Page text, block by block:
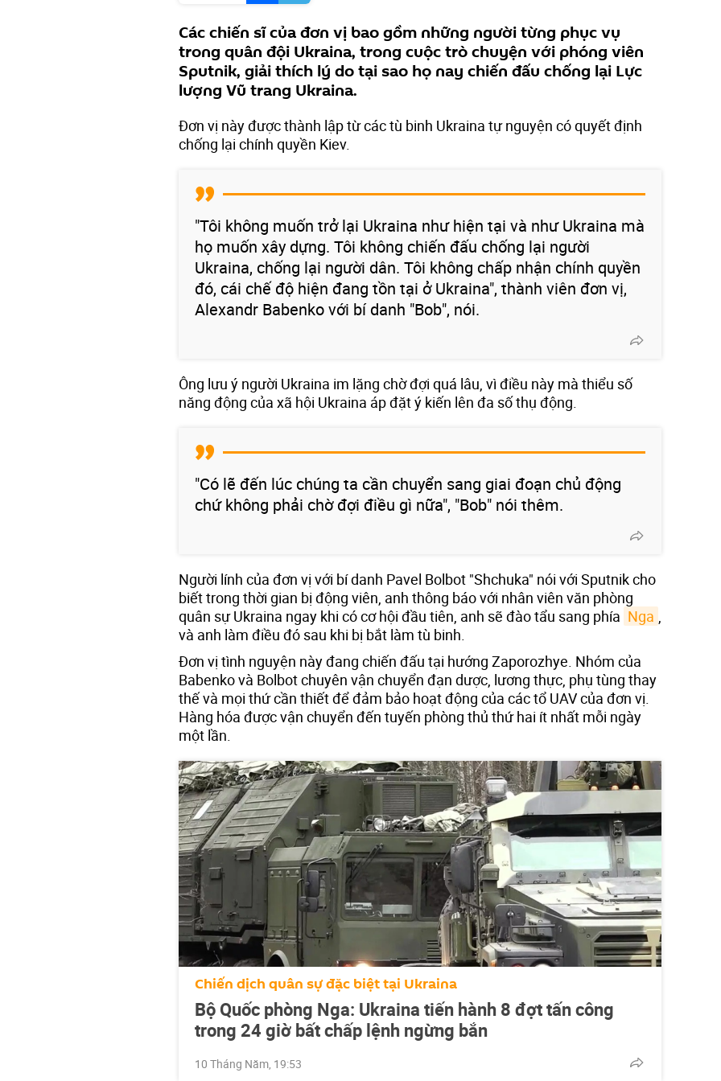
Các chiến sĩ của đơn vị bao gồm những người từng phục vụ
trong quân đội Ukraina, trong cuộc trò chuyện với phóng viên
Sputnik, giải thích lý do tại sao họ nay chiến đấu chống lại Lực
lượng Vũ trang Ukraina.
Đơn vị này được thành lập từ các tù binh Ukraina tự nguyện có quyết định
chống lại chính quyền Kiev.
"Tôi không muốn trở lại Ukraina như hiện tại và như Ukraina mà
họ muốn xây dựng. Tôi không chiến đấu chống lại người
Ukraina, chống lại người dân. Tôi không chấp nhận chính quyền
đó, cái chế độ hiện đang tồn tại ở Ukraina", thành viên đơn vị,
Alexandr Babenko với bí danh "Bob", nói.
Ông lưu ý người Ukraina im lặng chờ đợi quá lâu, vì điều này mà thiểu số
năng động của xã hội Ukraina áp đặt ý kiến lên đa số thụ động.
"Có lẽ đến lúc chúng ta cần chuyển sang giai đoạn chủ động
chứ không phải chờ đợi điều gì nữa", "Bob" nói thêm.
Người lính của đơn vị với bí danh Pavel Bolbot "Shchuka" nói với Sputnik cho
biết trong thời gian bị động viên, anh thông báo với nhân viên văn phòng
quân sự Ukraina ngay khi có cơ hội đầu tiên, anh sẽ đào tẩu sang phía Nga
và anh làm điều đó sau khi bị bắt làm tù binh.
Đơn vị tình nguyện này đang chiến đấu tại hướng Zaporozhye. Nhóm của
Babenko và Bolbot chuyên vận chuyển đạn dược, lương thực, phụ tùng thay
thế và mọi thứ cần thiết để đảm bảo hoạt động của các tổ UAV của đơn vị.
Hàng hóa được vận chuyển đến tuyến phòng thủ thứ hai ít nhất mỗi ngày
một lần.
Chiến dịch quân sự đặc biệt tại Ukraina
Bộ Quốc phòng Nga: Ukraina tiến hành 8 đợt tấn công
trong 24 giờ bất chấp lệnh ngừng bắn
10 Tháng Năm, 19:53